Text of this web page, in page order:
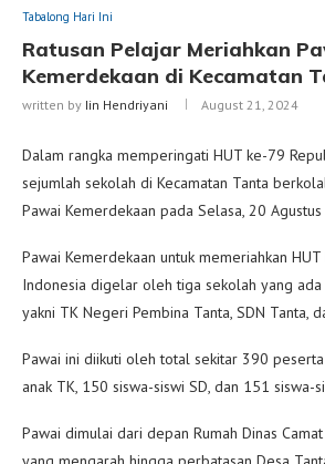
Tabalong Hari Ini
Ratusan Pelajar Meriahkan
Kemerdekaan di Kecamatan
written by Iin Hendriyani August 21, 2024
Dalam rangka memperingati HUT ke-79
sejumlah sekolah di Kecamatan Tanta
Pawai Kemerdekaan pada Selasa, 20
Pawai Kemerdekaan untuk memeriahkan
Indonesia digelar oleh tiga sekolah yang ada
yakni TK Negeri Pembina Tanta, SDN Tanta,
Pawai ini diikuti oleh total sekitar 390
anak TK, 150 siswa-siswi SD, dan 151 siswa-
Pawai dimulai dari depan Rumah Dinas